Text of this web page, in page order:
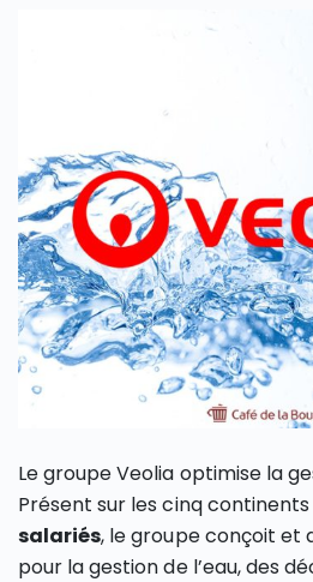
Le groupe Veolia optimise la
Présent sur les cinq
salariés, le groupe conçoit et
pour la gestion de l’eau, des